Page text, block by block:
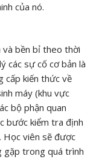
của nó.
và bền bỉ theo thời
các sự cố cơ bản là
cấp kiến thức về
máy (khu vực
bộ phận quan
bước kiểm tra định
Học viên sẽ được
gặp trong quá trình